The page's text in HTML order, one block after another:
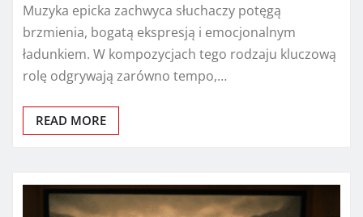
Muzyka epicka zachwyca słuchaczy potęgą
brzmienia, bogatą ekspresją i emocjonalnym
ładunkiem. W kompozycjach tego rodzaju kluczową
rolę odgrywają zarówno tempo,…
READ MORE